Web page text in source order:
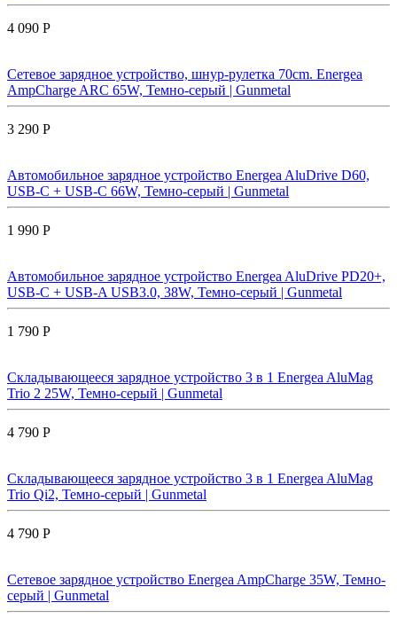
4 090 Р
Сетевое зарядное устройство, шнур-рулетка 70cm. Energea
AmpCharge ARC 65W, Темно-серый | Gunmetal
3 290 Р
Автомобильное зарядное устройство Energea AluDrive D60,
USB-C + USB-С 66W, Темно-серый | Gunmetal
1 990 Р
Автомобильное зарядное устройство Energea AluDrive PD20+,
USB-C + USB-A USB3.0, 38W, Темно-серый | Gunmetal
1 790 Р
Складывающееся зарядное устройство 3 в 1 Energea AluMag
Trio 2 25W, Темно-серый | Gunmetal
4 790 Р
Складывающееся зарядное устройство 3 в 1 Energea AluMag
Trio Qi2, Темно-серый | Gunmetal
4 790 Р
Сетевое зарядное устройство Energea AmpCharge 35W, Темно-
серый | Gunmetal